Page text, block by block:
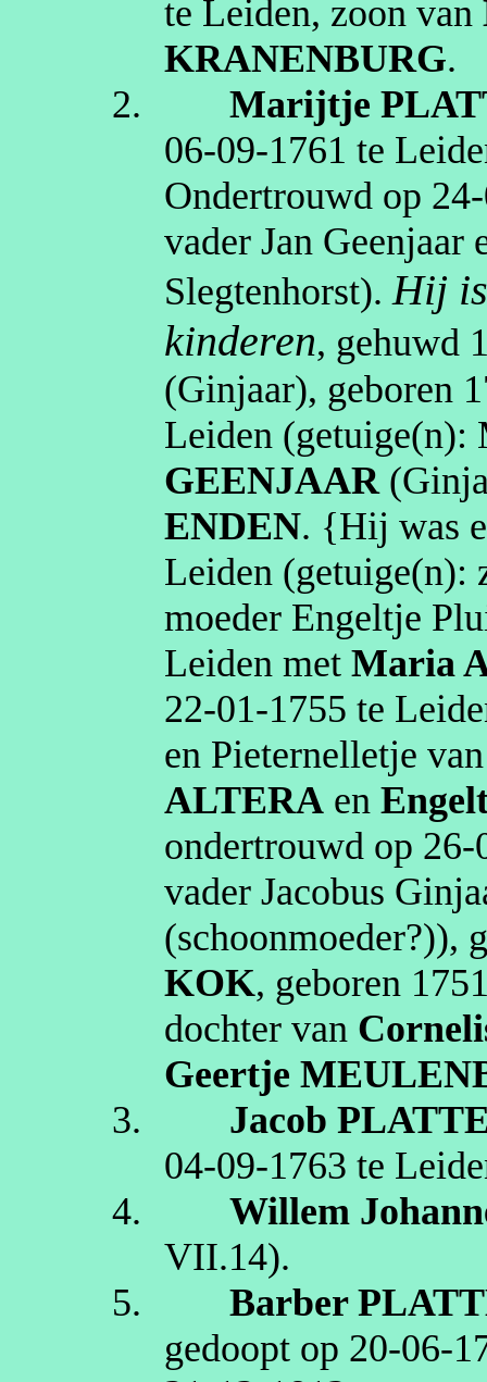
te Leiden, zoon van
KRANENBURG.
2.
Marijtje
06‑09‑1761 te
Ondertrouwd op
vader Jan Geenjaar
Slegtenhorst).Hij
kinderen, gehuwd
(Ginjaar), geboren
Leiden (getuige(n):
GEENJAAR (
ENDEN. {Hij was
Leiden (getuige(n):
moeder Engeltje
Leiden metMaria
22‑01‑1755 te
en Pieternelletje
ALTERA en
ondertrouwd op
vader Jacobus
(schoonmoeder?)),
KOK, geboren
dochter van
Geertje
3.
Jacob
04‑09‑1763 te
4.
Willem
VII.14).
5.
Barber
gedoopt op